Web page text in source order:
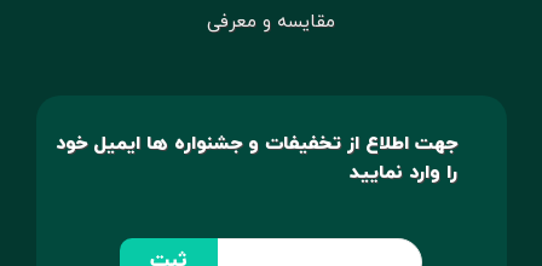
مقایسه و معرفی
جهت اطلاع از تخفیفات و جشنواره ها ایمیل خود
را وارد نمایید